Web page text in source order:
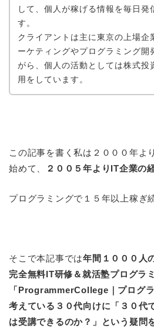
して、個人が稼げる情報を毎日発
す。
クライアントは主に東京の上場企
ーケティングやプログラミング開
がら、個人の活動としては株式投
用をしています。
この記事を書く私は２０００年よ
始めて、
２００５年よりIT企業の
プログラミングで１５年以上稼ぎ
そこで本記事では年間１０００人
完全無料IT研修＆就活塾プログラ
「ProgrammerCollege｜プログ
考えている３０代向けに「３０代
は受講できるのか？」という疑問